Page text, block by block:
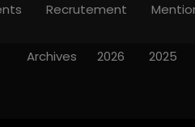
Recrutement
Archives 2026 2025